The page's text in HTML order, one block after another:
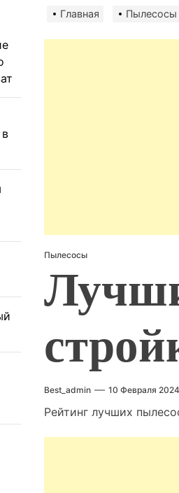
Главная Пылесосы
Пылесосы
Best_admin 10 Февраля 2024
Рейтинг лучших